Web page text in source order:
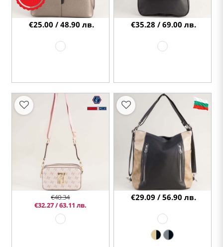
€25.00 / 48.90 лв. €35.28 / 69.00 лв.
€40.34
€32.27 / 63.11 лв.
€29.09 / 56.90 лв.